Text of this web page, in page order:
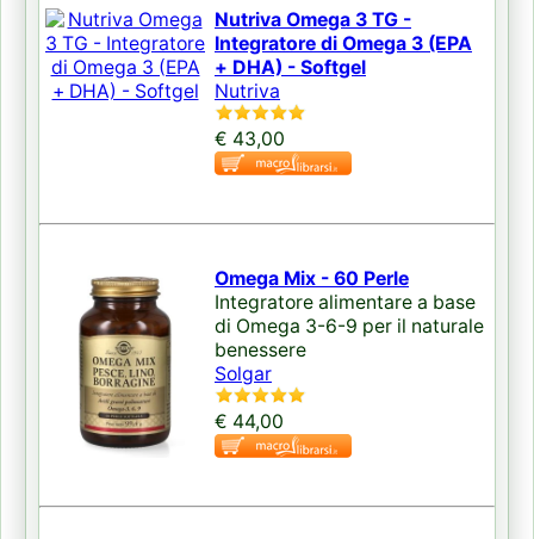
Nutriva Omega 3 TG -
Integratore di Omega 3 (EPA
+ DHA) - Softgel
Nutriva
€ 43,00
Omega Mix - 60 Perle
Integratore alimentare a base
di Omega 3-6-9 per il naturale
benessere
Solgar
€ 44,00